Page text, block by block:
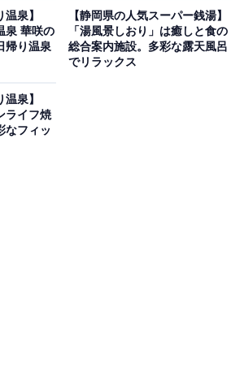
施設が魅力
万葉の湯」では、毎日運ばれる良質
喫できます。サウナには自動ロウリ
れており、1時間に1回強力な熱波を
憩い処」では本格的な和食から軽食
泉】
泉 華咲の
帰り温泉
【静岡県の人気スーパー銭湯】
「湯風景しおり」は癒しと食の
総合案内施設。多彩な露天風呂
でリラックス
泉】
ライフ焼
なフィッ